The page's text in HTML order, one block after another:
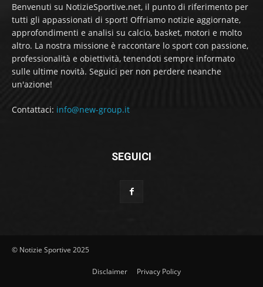
Benvenuti su NotizieSportive.net, il punto di riferimento per
tutti gli appassionati di sport! Offriamo notizie aggiornate,
approfondimenti e analisi su calcio, basket, motori e molto
altro. La nostra missione è raccontare lo sport con passione,
professionalità e obiettività, tenendoti sempre informato
sulle ultime novità. Seguici per non perdere neanche
un'azione!
Contattaci: info@new-group.it
SEGUICI
© Notizie Sportive 2025
Disclaimer Privacy Policy